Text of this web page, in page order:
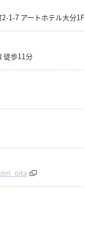
1-7 アートホテル大分1F
徒歩11分